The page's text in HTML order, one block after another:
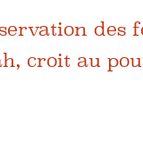
des
croit au